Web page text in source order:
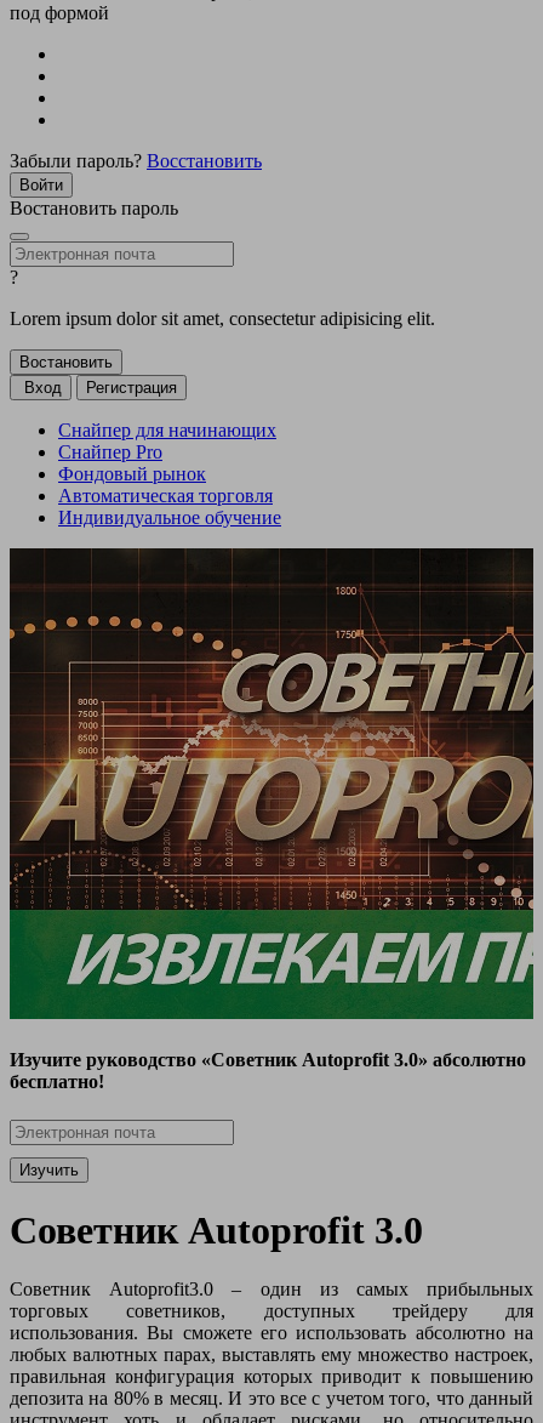
под формой
Забыли пароль? Восстановить
Востановить пароль
?
Lorem ipsum dolor sit amet, consectetur adipisicing elit.
Вход Регистрация
Снайпер для начинающих
Снайпер Pro
Фондовый рынок
Автоматическая торговля
Индивидуальное обучение
Изучите руководство «Советник Autoprofit 3.0» абсолютно
бесплатно!
Изучить
Советник Autoprofit 3.0
Советник Autoprofit3.0 – один из самых прибыльных
торговых советников, доступных трейдеру для
использования. Вы сможете его использовать абсолютно на
любых валютных парах, выставлять ему множество настроек,
правильная конфигурация которых приводит к повышению
депозита на 80% в месяц. И это все с учетом того, что данный